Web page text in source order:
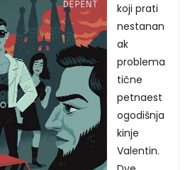
koji prati
nestanan
ak
problema
tične
petnaest
ogodišnja
kinje
Valentin.